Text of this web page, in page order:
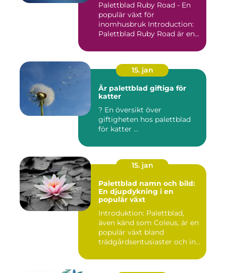
Palettblad Ruby Road - En
populär växt för
inomhusbruk Introduction:
Palettblad Ruby Road är en
15. jan
Är palettblad giftiga för
katter
? En översikt över
giftigheten hos palettblad
för katter ...
15. jan
Palettblad namn och bild:
En djupdykning i en
populär växt
Introduktion: Palettblad,
även känd som Coleus, är en
populär växt bland
trädgårdsentusiaster och in...